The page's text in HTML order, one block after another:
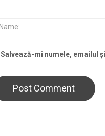
Salvează-mi numele, emailul